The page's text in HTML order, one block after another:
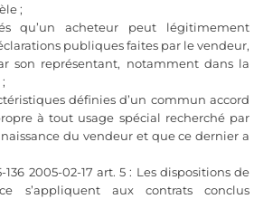
;
qu’un acheteur peut légitimement
publiques faites par le vendeur,
son représentant, notamment dans la
définies d’un commun accord
à tout usage spécial recherché par
du vendeur et que ce dernier a
2005-02-17 art. 5 : Les dispositions de
s’appliquent aux contrats conclus